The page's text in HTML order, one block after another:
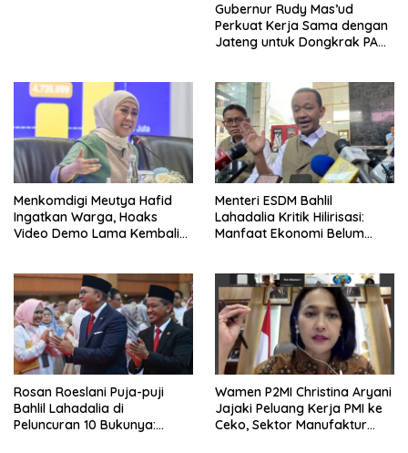
Gubernur Rudy Mas’ud
Perkuat Kerja Sama dengan
Jateng untuk Dongkrak PAD
Menkomdigi Meutya Hafid
Ingatkan Warga, Hoaks
Video Demo Lama Kembali
Menteri ESDM Bahlil
Lahadalia Kritik Hilirisasi:
Manfaat Ekonomi Belum
Rosan Roeslani Puja-puji
Bahlil Lahadalia di
Peluncuran 10 Bukunya:
Wamen P2MI Christina Aryani
Jajaki Peluang Kerja PMI ke
Ceko, Sektor Manufaktur